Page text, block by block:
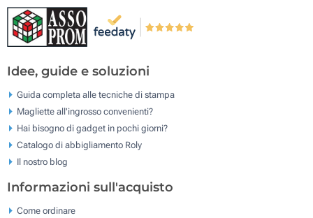
Idee, guide e soluzioni
Guida completa alle tecniche di stampa
Magliette all'ingrosso convenienti?
Hai bisogno di gadget in pochi giorni?
Catalogo di abbigliamento Roly
Il nostro blog
Informazioni sull'acquisto
Come ordinare